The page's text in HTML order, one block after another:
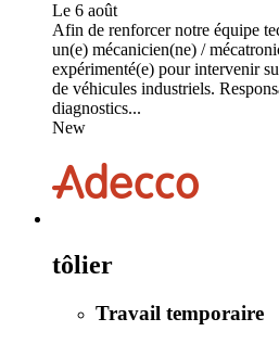
Le 6 août
Afin de renforcer notre équipe
un(e) mécanicien(ne) /
expérimenté(e) pour intervenir
de véhicules industriels.
diagnostics...
New
tôlier
Travail temporaire